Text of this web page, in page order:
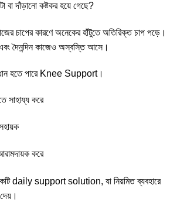
বা দাঁড়ানো কষ্টকর হয়ে গেছে?
চাপের কারণে অনেকের হাঁটুতে অতিরিক্ত চাপ পড়ে।
দৈনন্দিন কাজেও অস্বস্তি আসে।
হতে পারে Knee Support।
সাহায্য করে
করে
daily support solution, যা নিয়মিত ব্যবহারে